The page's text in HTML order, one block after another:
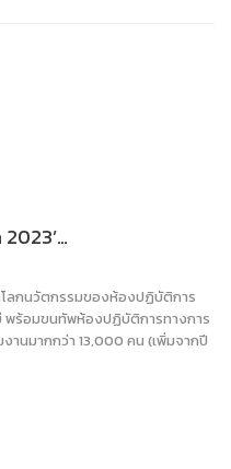
โลกนวัตกรรมของห้องปฏิบัติการ
พร้อมขนทัพห้องปฏิบัติการทางการ
นมากกว่า 13,000 คน (เพิ่มจากปี